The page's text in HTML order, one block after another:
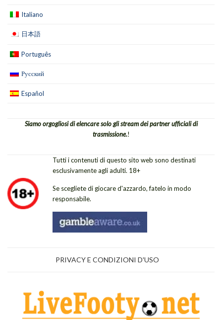
Italiano
日本語
Português
Русский
Español
Siamo orgogliosi di elencare solo gli stream dei partner ufficiali di
trasmissione.!
Tutti i contenuti di questo sito web sono destinati
esclusivamente agli adulti. 18+
Se scegliete di giocare d'azzardo, fatelo in modo
responsabile.
PRIVACY E CONDIZIONI D'USO